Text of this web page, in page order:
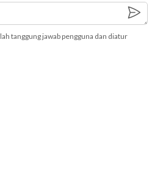
tanggung jawab pengguna dan diatur